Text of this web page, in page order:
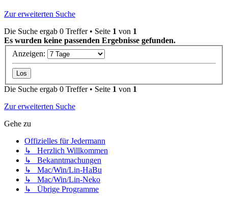
Zur erweiterten Suche
Die Suche ergab 0 Treffer • Seite 1 von 1
Es wurden keine passenden Ergebnisse gefunden.
Anzeigen:
Die Suche ergab 0 Treffer • Seite 1 von 1
Zur erweiterten Suche
Gehe zu
Offizielles für Jedermann
↳ Herzlich Willkommen
↳ Bekanntmachungen
↳ Mac/Win/Lin-HaBu
↳ Mac/Win/Lin-Neko
↳ Übrige Programme